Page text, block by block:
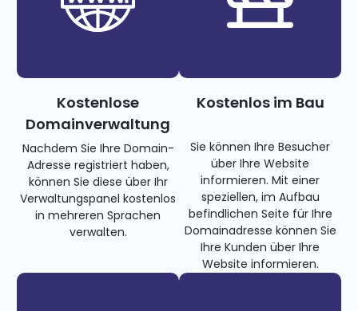
Kostenlose
Domainverwaltung
Nachdem Sie Ihre Domain-
Adresse registriert haben,
können Sie diese über Ihr
Verwaltungspanel kostenlos
in mehreren Sprachen
verwalten.
Kostenlos im Bau
Sie können Ihre Besucher
über Ihre Website
informieren. Mit einer
speziellen, im Aufbau
befindlichen Seite für Ihre
Domainadresse können Sie
Ihre Kunden über Ihre
Website informieren.